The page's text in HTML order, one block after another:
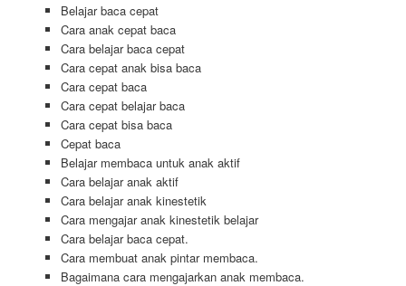
Belajar baca cepat
Cara anak cepat baca
Cara belajar baca cepat
Cara cepat anak bisa baca
Cara cepat baca
Cara cepat belajar baca
Cara cepat bisa baca
Cepat baca
Belajar membaca untuk anak aktif
Cara belajar anak aktif
Cara belajar anak kinestetik
Cara mengajar anak kinestetik belajar
Cara belajar baca cepat.
Cara membuat anak pintar membaca.
Bagaimana cara mengajarkan anak membaca.